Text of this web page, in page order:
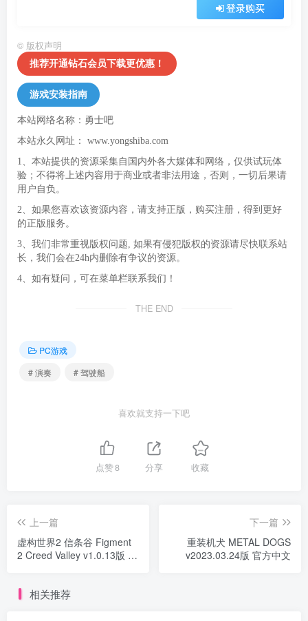
登录购买
© 版权声明
推荐开通钻石会员下载更优惠！
游戏安装指南
本站网络名称：勇士吧
本站永久网址： www.yongshiba.com
1、本站提供的资源采集自国内外各大媒体和网络，仅供试玩体
验；不得将上述内容用于商业或者非法用途，否则，一切后果请
用户自负。
2、如果您喜欢该资源内容，请支持正版，购买注册，得到更好
的正版服务。
3、我们非常重视版权问题, 如果有侵犯版权的资源请尽快联系站
长，我们会在24h内删除有争议的资源。
4、如有疑问，可在菜单栏联系我们！
THE END
PC游戏
# 演奏
# 驾驶船
喜欢就支持一下吧
点赞8 分享 收藏
上一篇
虚构世界2 信条谷 Figment
2 Creed Valley v1.0.13版 官
下一篇
重装机犬 METAL DOGS
v2023.03.24版 官方中文
相关推荐